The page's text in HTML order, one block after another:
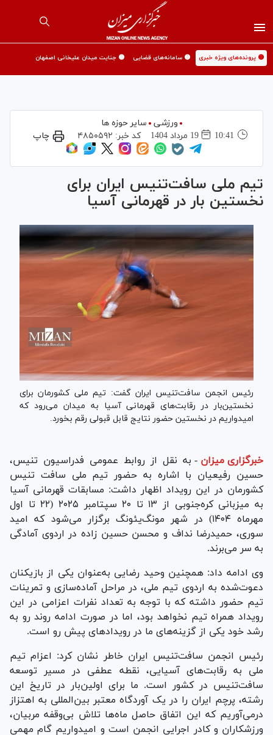
🟡 پرونده‌های ویژه خبری 🟡 سامانه‌های قضایی 🟡 جنایت میدان علیخانی اصفهان
ورزشی
سایر حوزه ها
10:41
19 مرداد 1404 کد خبر: ۴۸۵۰۵۹۲ چاپ
تیم ملی سافت‌تنیس ایران برای
نخستین بار در قهرمانی آسیا
رئیس انجمن سافت‌تنیس ایران گفت: تیم ملی کشورمان برای
نخستین‌بار در رقابت‌های قهرمانی آسیا به میدان می‌رود که
امیدواریم در نخستین حضور نتایج قابل قبولی رقم بخورد.
خبرگزاری میزان - به نقل از روابط عمومی فدراسیون تنیس،
حسین رفیعیان با اشاره به حضور تیم ملی سافت تنیس
کشورمان در این رویداد اظهار داشت: مسابقات قهرمانی آسیا
به میزبانی کره‌جنوبی از ۱۳ تا ۲۰ سپتامبر ۲۰۲۵ (۲۲ تا اول
مهرماه ۱۴۰۴) در شهر مونگ‌یئونگ برگزار می‌شود که امید
سوری، حمیدرضا نداف و محسن حسین زاده در اردوی آمادگی
به سر می‌برند.
وی ادامه داد: همچنین وحید رضایی به‌عنوان یکی از بازیکنان
دعوت‌شده به اردوی تیم ملی، در مراحل آماده‌سازی و تمرینات
تیم حضور داشته که با توجه به تعداد نفرات اعزامی در این
رویداد همراه تیم نخواهد بود، اما در صورت ادامه روند رو به
رشد خود یکی از گزینه‌های ما در رویداد‌های پیش رو است.
رئیس انجمن سافت‌تنیس ایران خاطر نشان کرد: اعزام تیم
ملی به رقابت‌های آسیایی، نقطه عطفی در مسیر توسعه
سافت‌تنیس در کشور است. ما برای اولین‌بار در تاریخ این
رشته، پرچم ایران را در یک آوردگاه معتبر بین‌المللی به اهتزاز
درمی‌آوریم که این اتفاق حاصل ماه‌ها تلاش بی‌وقفه مربیان،
ورزشکاران و کادر اجرایی انجمن است و امیدواریم گام مهمی